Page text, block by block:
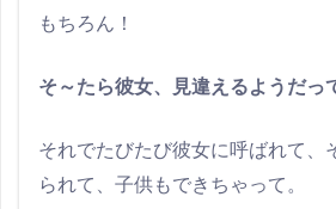
もちろん！
そ～たら彼女、見違えるようだっ
それでたびたび彼女に呼ばれて、
られて、子供もできちゃって。